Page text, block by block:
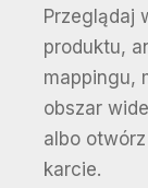
Przeglądaj
produktu,
mappingu,
obszar
albo
karcie.